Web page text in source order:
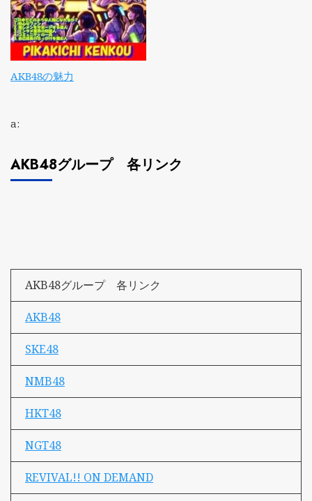
AKB48の魅力
a:
AKB48グループ 各リンク
AKB48グループ 各リンク
AKB48
SKE48
NMB48
HKT48
NGT48
REVIVAL!! ON DEMAND